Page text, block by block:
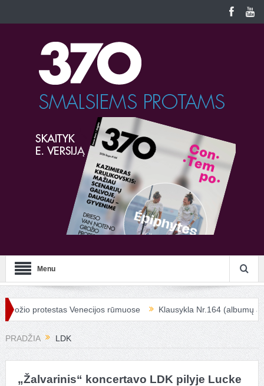
Menu
protestas Venecijos rūmuose Klausykla Nr.164 (albumų
PRADŽIA LDK
„Žalvarinis“ koncertavo LDK pilyje Lucke